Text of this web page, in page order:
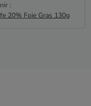
:
20% Foie Gras 130g